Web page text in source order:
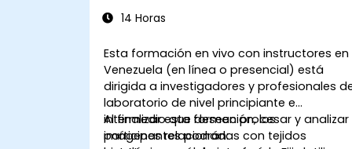
14 Horas
Esta formación en vivo con instructores en
Venezuela (en línea o presencial) está
dirigida a investigadores y profesionales
laboratorio de nivel principiante e
intermedio que deseen procesar y analizar
imágenes relacionadas con tejidos
Al finalizar esta formación, los
participantes podrán: